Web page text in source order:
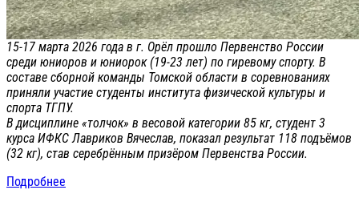
15-17 марта 2026 года в г. Орёл прошло Первенство России
среди юниоров и юниорок (19-23 лет) по гиревому спорту. В
составе сборной команды Томской области в соревнованиях
приняли участие студенты института физической культуры и
спорта ТГПУ.
В дисциплине «толчок» в весовой категории 85 кг, студент 3
курса ИФКС Лавриков Вячеслав, показал результат 118 подъёмов
(32 кг), став серебрённым призёром Первенства России.
Подробнее